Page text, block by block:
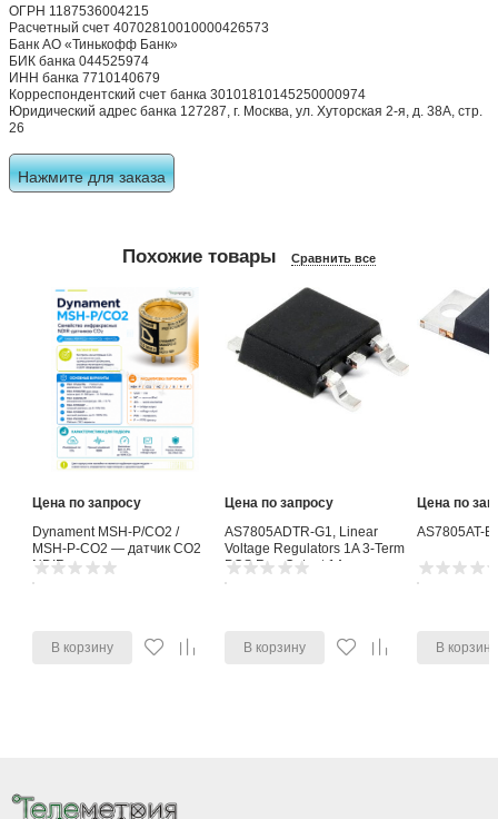
ОГРН 1187536004215
Расчетный счет 40702810010000426573
Банк АО «Тинькофф Банк»
БИК банка 044525974
ИНН банка 7710140679
Корреспондентский счет банка 30101810145250000974
Юридический адрес банка 127287, г. Москва, ул. Хуторская 2-я, д. 38А, стр.
26
Нажмите для заказа
Похожие товары Сравнить все
Цена по запросу
Dynament MSH-P/CO2 /
MSH-P-CO2 — датчик CO2
NDIR
В корзину
Цена по запросу
AS7805ADTR-G1, Linear
Voltage Regulators 1A 3-Term
POS Reg Output 1A
В корзину
Цена по
AS7805AT-
В корзину